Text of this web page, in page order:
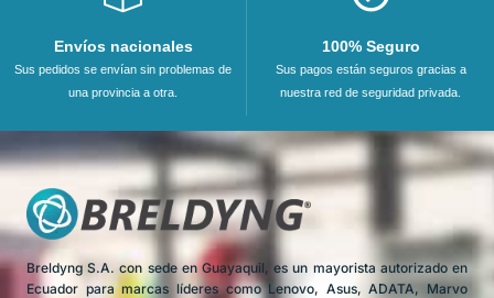
Envíos nacionales
Sus pedidos se envían sin problemas de
una provincia a otra.
100% Seguro
Sus pagos están seguros gracias a
nuestra red de seguridad privada.
Breldyng S.A. con sede en Guayaquil, es un mayorista autorizado en
Ecuador para marcas líderes como Lenovo, Asus, ADATA, Marvo